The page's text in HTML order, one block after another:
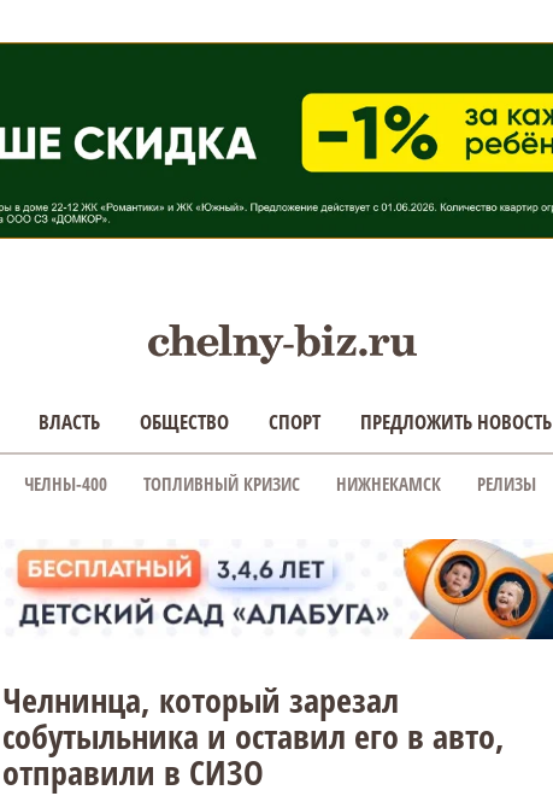
ВЛАСТЬ ОБЩЕСТВО СПОРТ ПРЕДЛОЖИТЬ НОВОСТЬ
ЧЕЛНЫ-400 ТОПЛИВНЫЙ КРИЗИС НИЖНЕКАМСК РЕЛИЗЫ
Челнинца, который зарезал
собутыльника и оставил его в авто,
отправили в СИЗО